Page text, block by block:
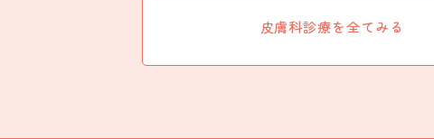
皮膚科診療を全てみる